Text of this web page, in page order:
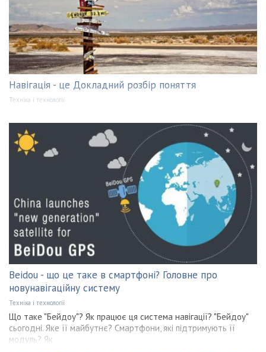
Навігація - це Докладний розбір поняття
Техніка і технології
Beidou - що це таке в смартфоні? Головне про
новунавігаційну систему
Техніка і технології
Що таке "Бейдоу"? Як працює ця система навігації? "Бейдоу"
сьогодні. Яке її майбутнє? Смартфони, які підтримують її
модуль? Як